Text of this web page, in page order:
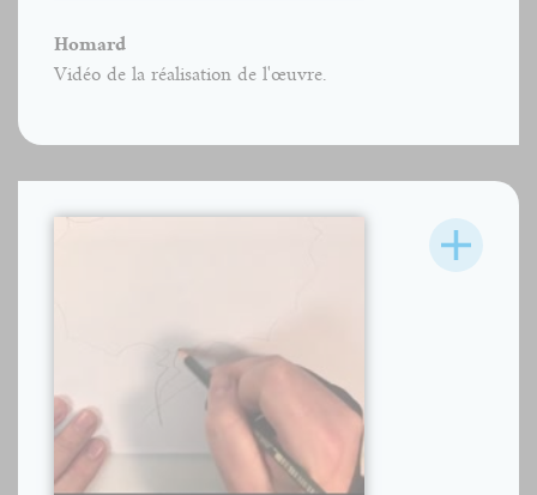
Homard
Vidéo de la réalisation de l'œuvre.